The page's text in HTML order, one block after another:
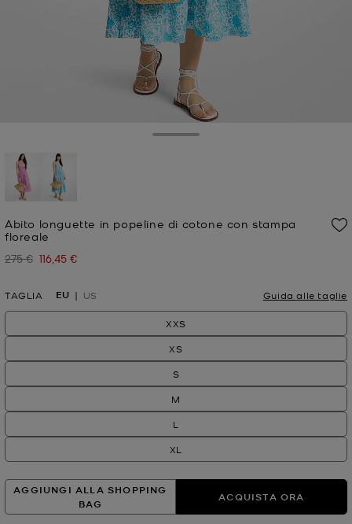
Abito longuette in popeline di cotone con stampa
floreale
Prezzo iniziale
275 € Prezzo attuale
116,45 €
TAGLIA EU US Guida alle taglie
XXS
XS
S
M
L
XL
AGGIUNGI ALLA SHOPPING
BAG
ACQUISTA ORA